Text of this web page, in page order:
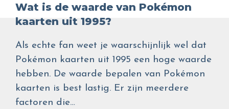
Wat is de waarde van Pokémon
kaarten uit 1995?
Als echte fan weet je waarschijnlijk wel dat
Pokémon kaarten uit 1995 een hoge waarde
hebben. De waarde bepalen van Pokémon
kaarten is best lastig. Er zijn meerdere
factoren die…